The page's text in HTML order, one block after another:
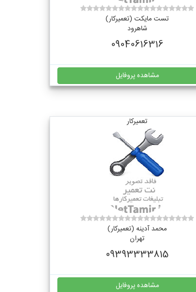
تست مایکت (تعمیرکار)
شاهرود
09040616316
مشاهده پروفایل
تعمیرکار
محمد آدینه (تعمیرکار)
تهران
09393333815
مشاهده پروفایل